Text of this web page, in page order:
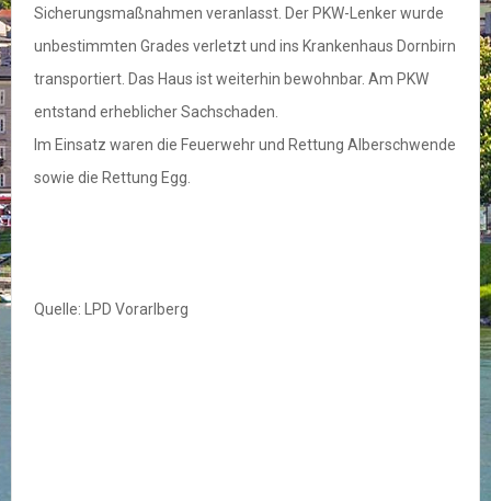
Sicherungsmaßnahmen veranlasst. Der PKW-Lenker wurde
unbestimmten Grades verletzt und ins Krankenhaus Dornbirn
transportiert. Das Haus ist weiterhin bewohnbar. Am PKW
entstand erheblicher Sachschaden.
Im Einsatz waren die Feuerwehr und Rettung Alberschwende
sowie die Rettung Egg.
Quelle: LPD Vorarlberg